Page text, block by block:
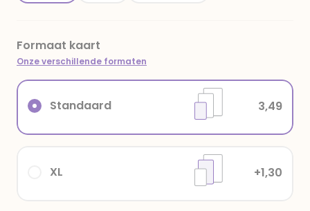
Formaat kaart
Onze verschillende formaten
XL +1,30
Standaard 3,49